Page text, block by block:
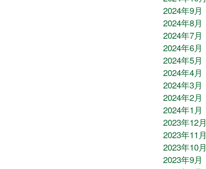
2024年9月
2024年8月
2024年7月
2024年6月
2024年5月
2024年4月
2024年3月
2024年2月
2024年1月
2023年12月
2023年11月
2023年10月
2023年9月